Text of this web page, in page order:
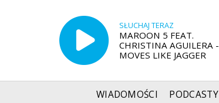
SŁUCHAJ TERAZ
MAROON 5 FEAT.
CHRISTINA AGUILERA -
MOVES LIKE JAGGER
WIADOMOŚCI PODCASTY